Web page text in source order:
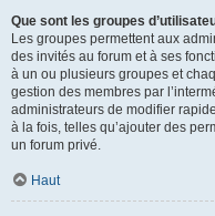
Que sont les groupes
Les groupes permettent aux
des invités au forum et à ses
à un ou plusieurs groupes et
gestion des membres par
administrateurs de modifier
à la fois, telles qu’ajouter des
un forum privé.
Haut